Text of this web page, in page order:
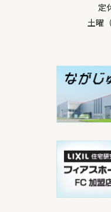
定
土曜（弊